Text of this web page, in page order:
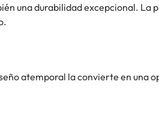
una durabilidad excepcional. La
atemporal la convierte en una